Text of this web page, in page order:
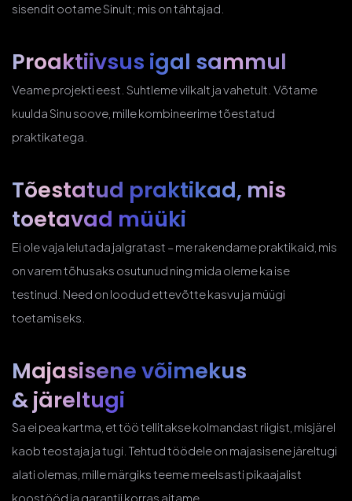
sisendit ootame Sinult; mis on tähtajad.
Proaktiivsus igal sammul
Veame projekti eest. Suhtleme vilkalt ja vahetult. Võtame
kuulda Sinu soove, mille kombineerime tõestatud
praktikatega.
Tõestatud praktikad, mis
toetavad müüki
Ei ole vaja leiutada jalgratast – me rakendame praktikaid, mis
on varem tõhusaks osutunud ning mida oleme ka ise
testinud. Need on loodud ettevõtte kasvu ja müügi
toetamiseks.
Majasisene võimekus
& järeltugi
Sa ei pea kartma, et töö tellitakse kolmandast riigist, misjärel
kaob teostaja ja tugi. Tehtud töödele on majasisene järeltugi
alati olemas, mille märgiks teeme meelsasti pikaajalist
koostööd ja garantii korras aitame.